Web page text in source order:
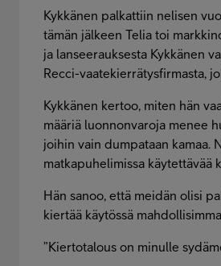
Kykkänen palkattiin nelisen
tämän jälkeen Telia toi
ja lanseerauksesta Kykkänen
Recci-vaatekierrätysfirmasta,
Kykkänen kertoo, miten hän
määriä luonnonvaroja menee
joihin vain dumpataan kamaa.
matkapuhelimissa käytettävää
Hän sanoo, että meidän olisi
kiertää käytössä
”Kiertotalous on minulle